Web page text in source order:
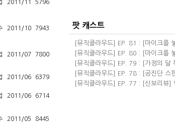
2011/11 5796
2011/10 7943
2011/07 7800
2011/06 6379
2011/06 6714
2011/05 8445
팟 캐스트
[뮤직클라우드] EP. 81 : [마이크를
돼!] 영화음악 <프리실라> with 한
교 필자
[뮤직클라우드] EP. 80 : [마이크를
돼!] 신보 리뷰 wi...
[뮤직클라우드] EP. 79 : [가정의 달
족과 관련된 음악들 &...
[뮤직클라우드] EP. 78 : [공진단 스
급 진단! 2024 뮤...
[뮤직클라우드] EP. 77 : [신보리뷰]